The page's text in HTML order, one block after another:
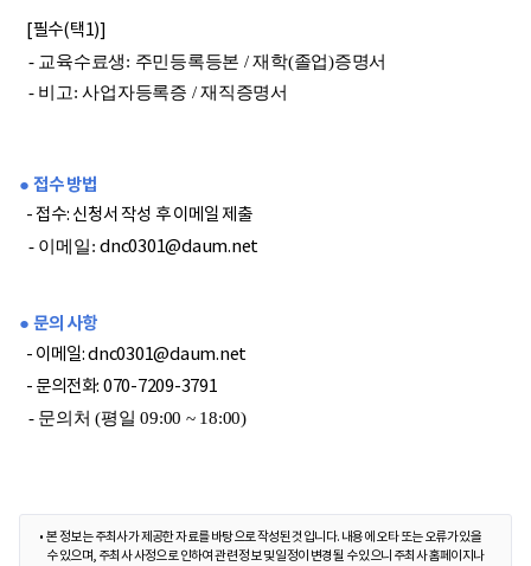
[필수(택1)]
- 교육수료생: 주민등록등본 / 재학(졸업)증명서
- 비고: 사업자등록증 / 재직증명서
● 접수 방법
- 접수: 신청서 작성 후 이메일 제출
- 이메일:dnc0301@daum.net
● 문의 사항
- 이메일:dnc0301@daum.net
- 문의전화: 070-7209-3791
- 문의처 (평일 09:00 ~ 18:00)
본 정보는 주최사가 제공한 자료를 바탕으로 작성된 것입니다. 내용에 오타 또는 오류가 있을
수 있으며, 주최사 사정으로 인하여 관련 정보 및 일정이 변경될 수 있으니 주최사 홈페이지나